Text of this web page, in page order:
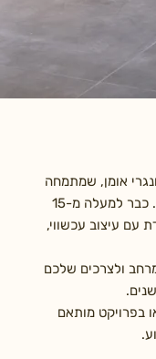
אומן, שמתמחה
ביצירה של מטבחים ורהיטים מעץ מלא. כבר למעלה מ-15
עם עיצוב עכשווי,
ולצרכים שלכם
בפרויקט מותאם